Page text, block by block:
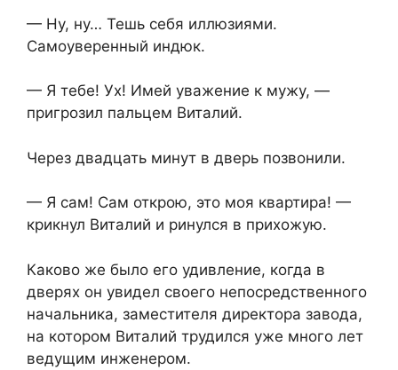
— Ну, ну… Тешь себя иллюзиями.
Самоуверенный индюк.
— Я тебе! Ух! Имей уважение к мужу, —
пригрозил пальцем Виталий.
Через двадцать минут в дверь позвонили.
— Я сам! Сам открою, это моя квартира! —
крикнул Виталий и ринулся в прихожую.
Каково же было его удивление, когда в
дверях он увидел своего непосредственного
начальника, заместителя директора завода,
на котором Виталий трудился уже много лет
ведущим инженером.